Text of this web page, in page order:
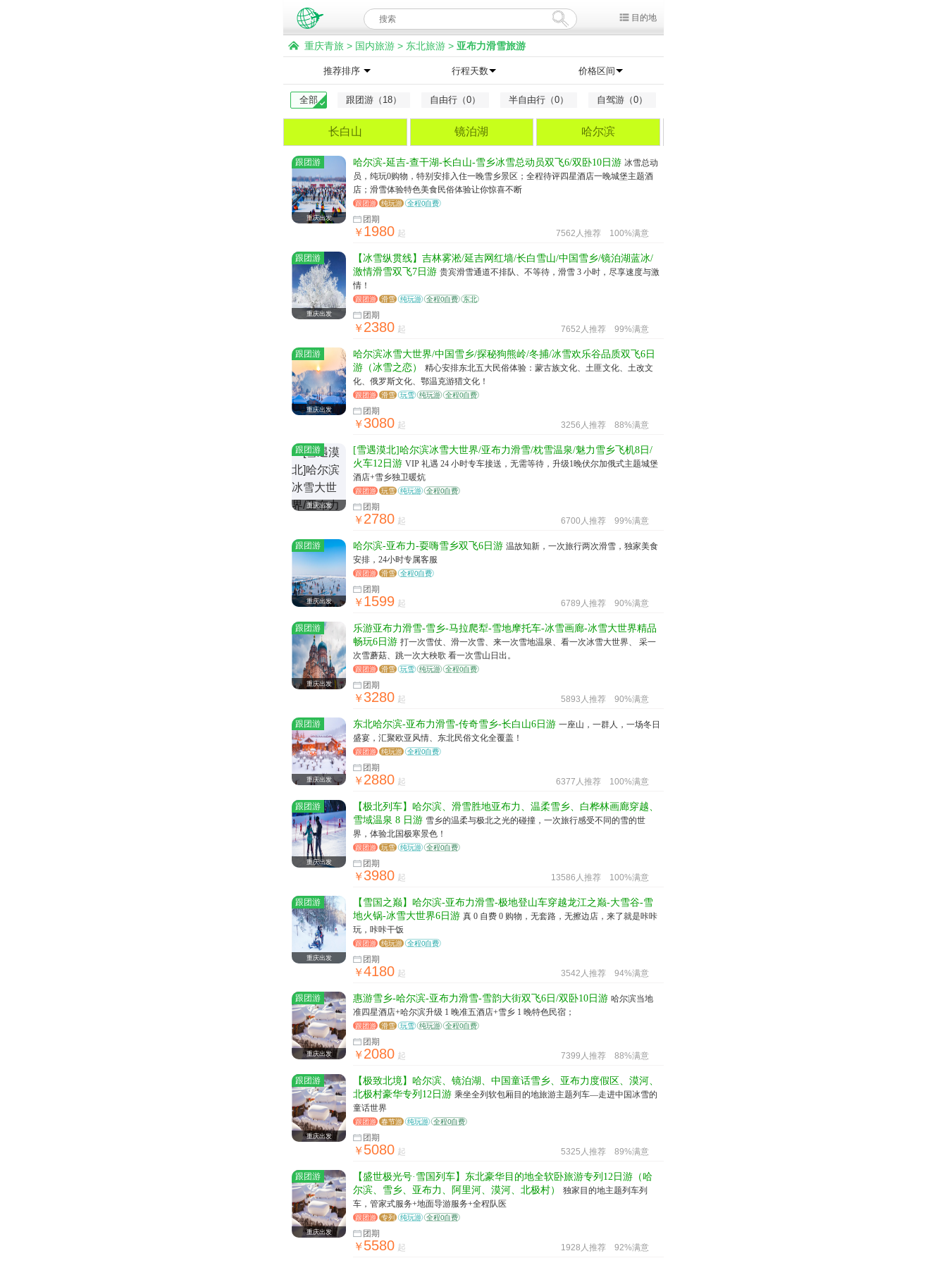
目的地
重庆青旅 > 国内旅游 > 东北旅游 > 亚布力滑雪旅游
推荐排序 行程天数 价格区间
全部 跟团游（18） 自由行（0） 半自由行（0） 自驾游（0）
长白山 镜泊湖 哈尔滨
跟团游
重庆出发
哈尔滨-延吉-查干湖-长白山-雪乡冰雪总动员双飞6/双卧10日游 冰雪总动
员，纯玩0购物，特别安排入住一晚雪乡景区；全程待评四星酒店一晚城堡主题酒
店；滑雪体验特色美食民俗体验让你惊喜不断
跟团游 纯玩游 全程0自费
团期
￥1980 起 7562人推荐 100%满意
跟团游
重庆出发
【冰雪纵贯线】吉林雾淞/延吉网红墙/长白雪山/中国雪乡/镜泊湖蓝冰/
激情滑雪双飞7日游 贵宾滑雪通道不排队、不等待，滑雪 3 小时，尽享速度与激
情！
跟团游 滑雪 纯玩游 全程0自费 东北
团期
￥2380 起 7652人推荐 99%满意
跟团游
重庆出发
哈尔滨冰雪大世界/中国雪乡/探秘狗熊岭/冬捕/冰雪欢乐谷品质双飞6日
游（冰雪之恋）
精心安排东北五大民俗体验：蒙古族文化、土匪文化、土改文
化、俄罗斯文化、鄂温克游猎文化！
跟团游 滑雪 玩雪 纯玩游 全程0自费
团期
￥3080 起 3256人推荐 88%满意
跟团游
重庆出发
[雪遇漠北]哈尔滨冰雪大世界/亚布力滑雪/枕雪温泉/魅力雪乡飞机8日/
火车12日游 VIP 礼遇 24 小时专车接送，无需等待，升级1晚伏尔加俄式主题城堡
酒店+雪乡独卫暖炕
跟团游 玩雪 纯玩游 全程0自费
团期
￥2780 起 6700人推荐 99%满意
跟团游
重庆出发
哈尔滨-亚布力-耍嗨雪乡双飞6日游 温故知新，一次旅行两次滑雪，独家美食
安排，24小时专属客服
跟团游 滑雪 全程0自费
团期
￥1599 起 6789人推荐 90%满意
跟团游
重庆出发
乐游亚布力滑雪-雪乡-马拉爬犁-雪地摩托车-冰雪画廊-冰雪大世界精品
畅玩6日游 打一次雪仗、滑一次雪、来一次雪地温泉、看一次冰雪大世界、 采一
次雪蘑菇、跳一次大秧歌 看一次雪山日出。
跟团游 滑雪 玩雪 纯玩游 全程0自费
团期
￥3280 起 5893人推荐 90%满意
跟团游
重庆出发
东北哈尔滨-亚布力滑雪-传奇雪乡-长白山6日游 一座山，一群人，一场冬日
盛宴，汇聚欧亚风情、东北民俗文化全覆盖！
跟团游 纯玩游 全程0自费
团期
￥2880 起 6377人推荐 100%满意
跟团游
重庆出发
【极北列车】哈尔滨、滑雪胜地亚布力、温柔雪乡、白桦林画廊穿越、
雪域温泉 8 日游 雪乡的温柔与极北之光的碰撞，一次旅行感受不同的雪的世
界，体验北国极寒景色！
跟团游 玩雪 纯玩游 全程0自费
团期
￥3980 起 13586人推荐 100%满意
跟团游
重庆出发
【雪国之巅】哈尔滨-亚布力滑雪-极地登山车穿越龙江之巅-大雪谷-雪
地火锅-冰雪大世界6日游 真 0 自费 0 购物，无套路，无擦边店，来了就是咔咔
玩，咔咔干饭
跟团游 纯玩游 全程0自费
团期
￥4180 起 3542人推荐 94%满意
跟团游
重庆出发
惠游雪乡-哈尔滨-亚布力滑雪-雪韵大街双飞6日/双卧10日游 哈尔滨当地
准四星酒店+哈尔滨升级 1 晚准五酒店+雪乡 1 晚特色民宿；
跟团游 滑雪 玩雪 纯玩游 全程0自费
团期
￥2080 起 7399人推荐 88%满意
跟团游
重庆出发
【极致北境】哈尔滨、镜泊湖、中国童话雪乡、亚布力度假区、漠河、
北极村豪华专列12日游 乘坐全列软包厢目的地旅游主题列车—走进中国冰雪的
童话世界
跟团游 春节游 纯玩游 全程0自费
团期
￥5080 起 5325人推荐 89%满意
跟团游
重庆出发
【盛世极光号·雪国列车】东北豪华目的地全软卧旅游专列12日游（哈
尔滨、雪乡、亚布力、阿里河、漠河、北极村）
独家目的地主题列车列
车，管家式服务+地面导游服务+全程队医
跟团游 专列 纯玩游 全程0自费
团期
￥5580 起 1928人推荐 92%满意